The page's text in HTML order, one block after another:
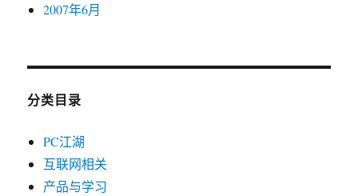
2007年6月
分类目录
PC江湖
互联网相关
产品与学习